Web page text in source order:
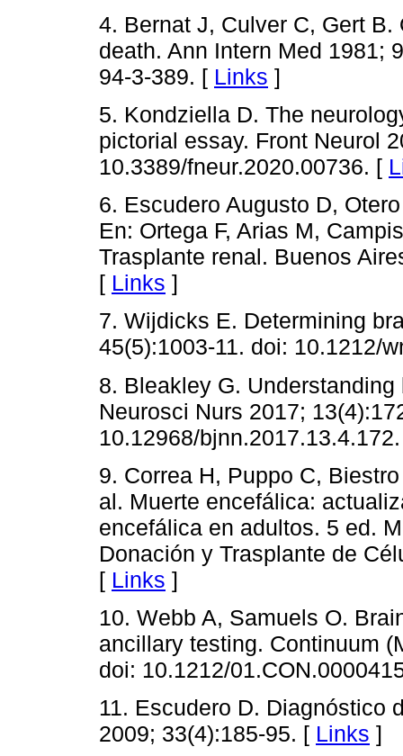
4. Bernat J, Culver C, Gert
death. Ann Intern Med 1981;
94-3-389. [ Links ]
5. Kondziella D. The
pictorial essay. Front Neurol
10.3389/fneur.2020.00736. [
6. Escudero Augusto D,
En: Ortega F, Arias M,
Trasplante renal. Buenos
[ Links ]
7. Wijdicks E. Determining
45(5):1003-11. doi: 10.1212/
8. Bleakley G.
Neurosci Nurs 2017;
10.12968/
9. Correa H, Puppo C,
al. Muerte encefálica:
encefálica en adultos. 5 ed.
Donación y Trasplante de
[ Links ]
10. Webb A, Samuels O.
ancillary testing. Continuum
doi: 10.1212/
11. Escudero D. Diagnóstico
2009; 33(4):185-95. [ Links ]